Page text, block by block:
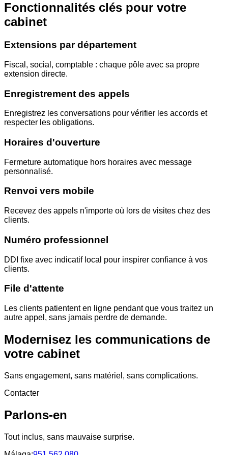
Fonctionnalités clés pour votre
cabinet
Extensions par département
Fiscal, social, comptable : chaque pôle avec sa propre
extension directe.
Enregistrement des appels
Enregistrez les conversations pour vérifier les accords et
respecter les obligations.
Horaires d'ouverture
Fermeture automatique hors horaires avec message
personnalisé.
Renvoi vers mobile
Recevez des appels n'importe où lors de visites chez des
clients.
Numéro professionnel
DDI fixe avec indicatif local pour inspirer confiance à vos
clients.
File d'attente
Les clients patientent en ligne pendant que vous traitez un
autre appel, sans jamais perdre de demande.
Modernisez les communications de
votre cabinet
Sans engagement, sans matériel, sans complications.
Contacter
Parlons-en
Tout inclus, sans mauvaise surprise.